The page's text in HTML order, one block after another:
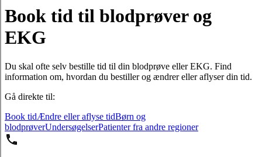
Book tid til blodprøver og
EKG
Du skal ofte selv bestille tid til din blodprøve eller EKG. Find
information om, hvordan du bestiller og ændrer eller aflyser din tid.
Gå direkte til:
Book tidÆndre eller aflyse tidBørn og
blodprøverUndersøgelserPatienter fra andre regioner